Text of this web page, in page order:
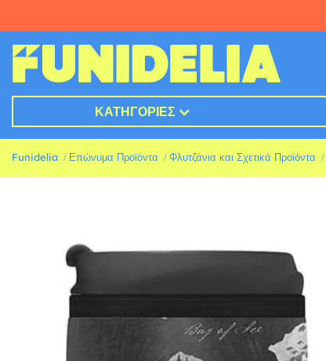
ΚΑΤΗΓΟΡΊΕΣ
Funidelia Επώνυμα Προϊόντα Φλυτζάνια και Σχετικά Προϊόντα